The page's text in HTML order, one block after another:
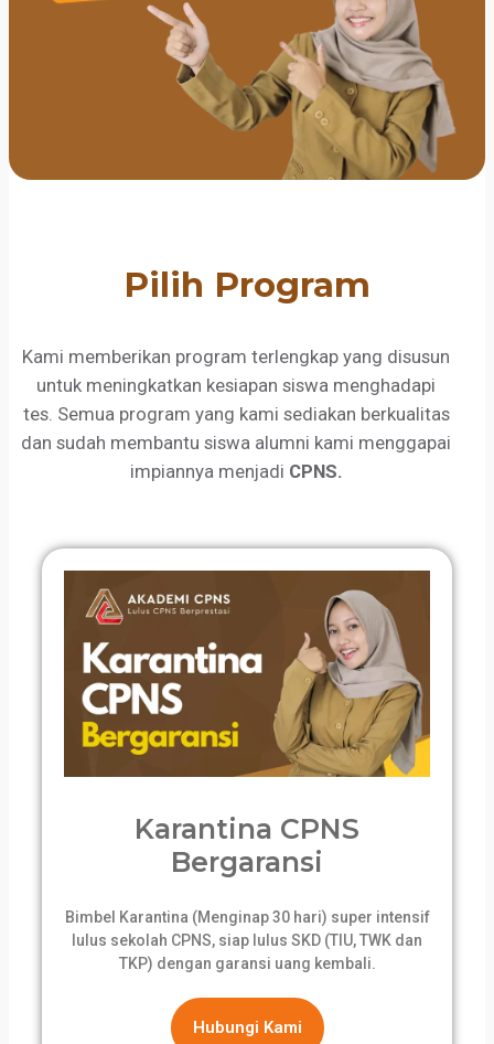
Pilih Program
Kami memberikan program terlengkap yang disusun
untuk meningkatkan kesiapan siswa menghadapi
tes. Semua program yang kami sediakan berkualitas
dan sudah membantu siswa alumni kami menggapai
impiannya menjadi CPNS.
Karantina CPNS
Bergaransi
Bimbel Karantina (Menginap 30 hari) super intensif
lulus sekolah CPNS, siap lulus SKD (TIU, TWK dan
TKP) dengan garansi uang kembali.
Hubungi Kami